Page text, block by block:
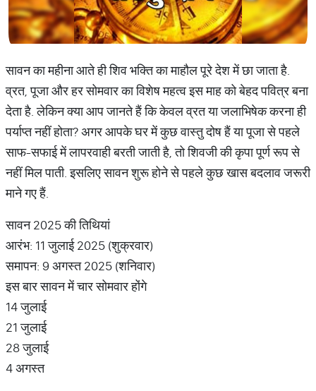
सावन का महीना आते ही शिव भक्ति का माहौल पूरे देश में छा जाता है.
व्रत, पूजा और हर सोमवार का विशेष महत्व इस माह को बेहद पवित्र बना
देता है. लेकिन क्या आप जानते हैं कि केवल व्रत या जलाभिषेक करना ही
पर्याप्त नहीं होता? अगर आपके घर में कुछ वास्तु दोष हैं या पूजा से पहले
साफ-सफाई में लापरवाही बरती जाती है, तो शिवजी की कृपा पूर्ण रूप से
नहीं मिल पाती. इसलिए सावन शुरू होने से पहले कुछ खास बदलाव जरूरी
माने गए हैं.
सावन 2025 की तिथियां
आरंभ: 11 जुलाई 2025 (शुक्रवार)
समापन: 9 अगस्त 2025 (शनिवार)
इस बार सावन में चार सोमवार होंगे
14 जुलाई
21 जुलाई
28 जुलाई
4 अगस्त